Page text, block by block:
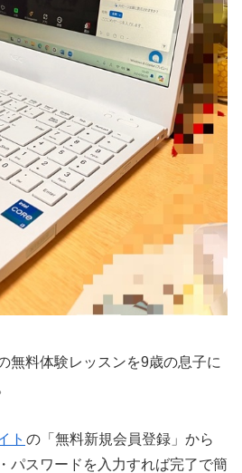
無料体験レッスンを9歳の息子に
ト の「無料新規会員登録」から
パスワードを入力すれば完了で簡